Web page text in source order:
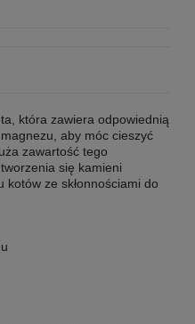
która zawiera odpowiednią
aby móc cieszyć
zawartość tego
się kamieni
ze skłonnościami do